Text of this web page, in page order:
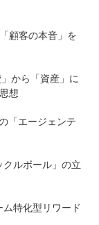
顧客の本音」を
から「資産」に
想
「エージェンテ
クルボール」の立
特化型リワード